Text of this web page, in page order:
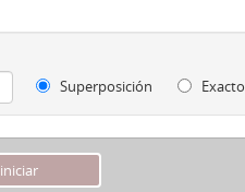
Superposición
Exacto